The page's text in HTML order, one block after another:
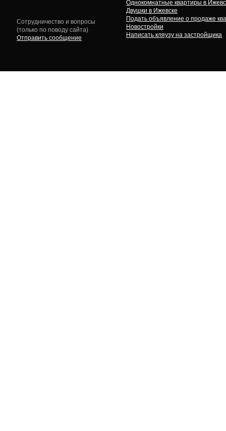
Сотрудничество и вопросы
(только по поводу сайта)
Отправить сообщение
Однокомнатные квартиры в
Двушки в Ижевске
Подать объявление о продаже
Новостройки
Написать кляузу на застройщика